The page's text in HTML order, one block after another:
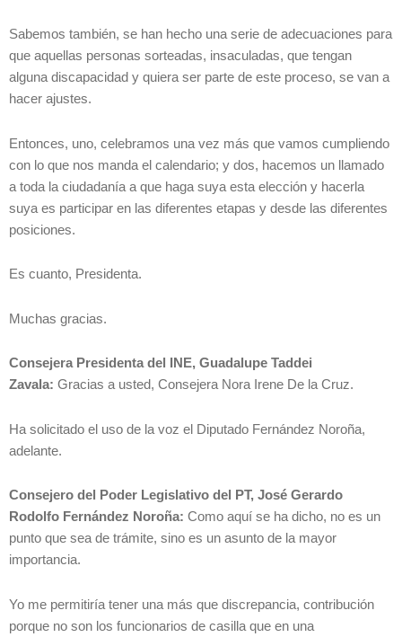
Sabemos también, se han hecho una serie de adecuaciones para
que aquellas personas sorteadas, insaculadas, que tengan
alguna discapacidad y quiera ser parte de este proceso, se van a
hacer ajustes.
Entonces, uno, celebramos una vez más que vamos cumpliendo
con lo que nos manda el calendario; y dos, hacemos un llamado
a toda la ciudadanía a que haga suya esta elección y hacerla
suya es participar en las diferentes etapas y desde las diferentes
posiciones.
Es cuanto, Presidenta.
Muchas gracias.
Consejera Presidenta del INE, Guadalupe Taddei
Zavala: Gracias a usted, Consejera Nora Irene De la Cruz.
Ha solicitado el uso de la voz el Diputado Fernández Noroña,
adelante.
Consejero del Poder Legislativo del PT, José Gerardo
Rodolfo Fernández Noroña: Como aquí se ha dicho, no es un
punto que sea de trámite, sino es un asunto de la mayor
importancia.
Yo me permitiría tener una más que discrepancia, contribución
porque no son los funcionarios de casilla que en una